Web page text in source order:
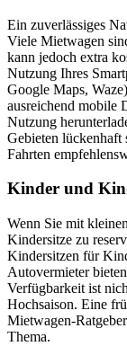
Ein zuverlässiges
Viele Mietwagen
kann jedoch extra
Nutzung Ihres
Google Maps,
ausreichend mobile
Nutzung
Gebieten lückenhaft
Fahrten
Kinder und
Wenn Sie mit
Kindersitze zu
Kindersitzen für
Autovermieter
Verfügbarkeit ist
Hochsaison. Eine
Mietwagen-
Thema.